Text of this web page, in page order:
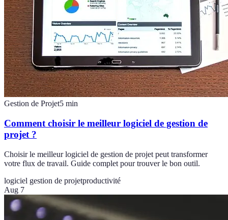
Gestion de Projet5 min
Comment choisir le meilleur logiciel de gestion de
projet ?
Choisir le meilleur logiciel de gestion de projet peut transformer
votre flux de travail. Guide complet pour trouver le bon outil.
logiciel gestion de projetproductivité
Aug 7